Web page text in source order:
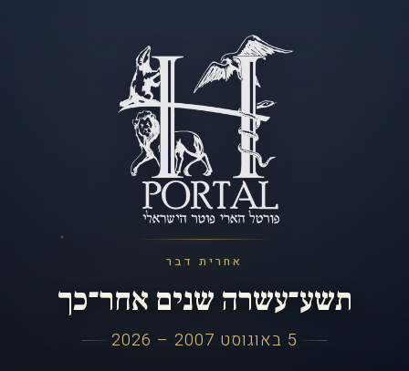
אחרית דבר
תשע־עשרה שנים אחר־כך
5 באוגוסט 2007 – 2026